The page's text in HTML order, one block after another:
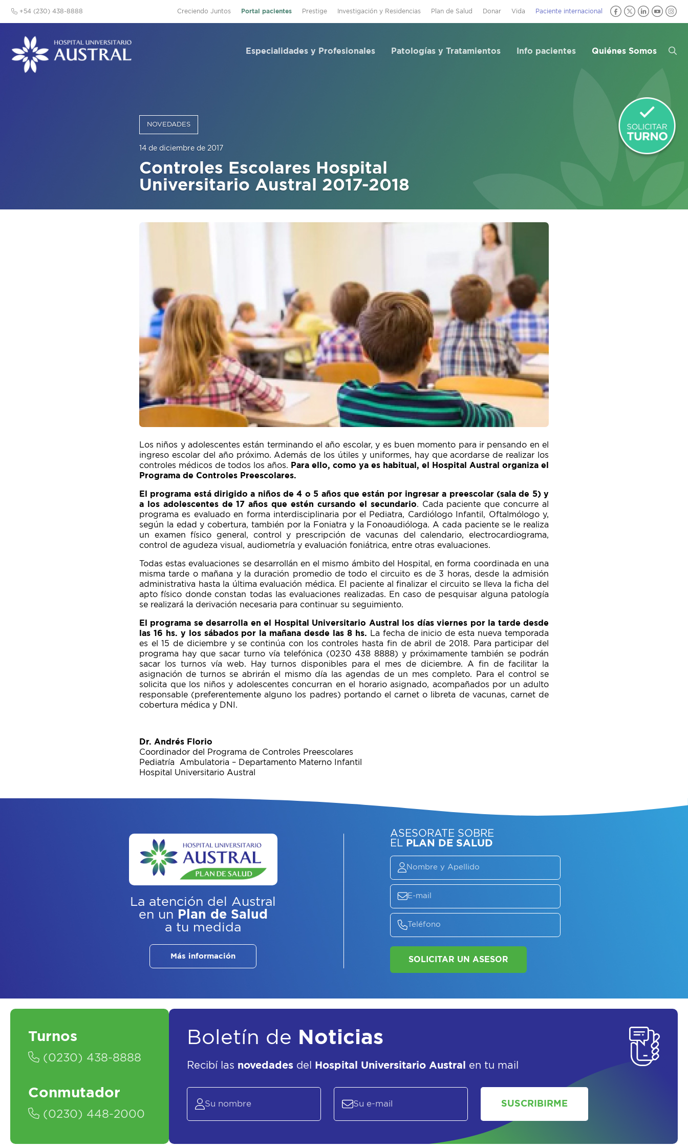
Creciendo Juntos Portal pacientes Prestige Investigación y Residencias Plan de Salud Donar Vida Paciente internacional
+54 (230) 438-8888
Especialidades y Profesionales Patologías y Tratamientos Info pacientes Quiénes Somos
NOVEDADES
14 de diciembre de 2017
Controles Escolares Hospital
Universitario Austral 2017-2018
Los niños y adolescentes están terminando el año escolar, y es buen momento para ir pensando en el
ingreso escolar del año próximo. Además de los útiles y uniformes, hay que acordarse de realizar los
controles médicos de todos los años. Para ello, como ya es habitual, el Hospital Austral organiza el
Programa de Controles Preescolares.
El programa está dirigido a niños de 4 o 5 años que están por ingresar a preescolar (sala de 5) y
a los adolescentes de 17 años que estén cursando el secundario. Cada paciente que concurre al
programa es evaluado en forma interdisciplinaria por el Pediatra, Cardiólogo Infantil, Oftalmólogo y,
según la edad y cobertura, también por la Foniatra y la Fonoaudióloga. A cada paciente se le realiza
un examen físico general, control y prescripción de vacunas del calendario, electrocardiograma,
control de agudeza visual, audiometría y evaluación foniátrica, entre otras evaluaciones.
Todas estas evaluaciones se desarrollán en el mismo ámbito del Hospital, en forma coordinada en una
misma tarde o mañana y la duración promedio de todo el circuito es de 3 horas, desde la admisión
administrativa hasta la última evaluación médica. El paciente al finalizar el circuito se lleva la ficha del
apto físico donde constan todas las evaluaciones realizadas. En caso de pesquisar alguna patología
se realizará la derivación necesaria para continuar su seguimiento.
El programa se desarrolla en el Hospital Universitario Austral los días viernes por la tarde desde
las 16 hs. y los sábados por la mañana desde las 8 hs. La fecha de inicio de esta nueva temporada
es el 15 de diciembre y se continúa con los controles hasta fin de abril de 2018. Para participar del
programa hay que sacar turno vía telefónica (0230 438 8888) y próximamente también se podrán
sacar los turnos vía web. Hay turnos disponibles para el mes de diciembre. A fin de facilitar la
asignación de turnos se abrirán el mismo día las agendas de un mes completo. Para el control se
solicita que los niños y adolescentes concurran en el horario asignado, acompañados por un adulto
responsable (preferentemente alguno los padres) portando el carnet o libreta de vacunas, carnet de
cobertura médica y DNI.
Dr. Andrés Florio
Coordinador del Programa de Controles Preescolares
Pediatría Ambulatoria – Departamento Materno Infantil
Hospital Universitario Austral
La atención del Austral
en un Plan de Salud
a tu medida
Más información
ASESORATE SOBRE
ELPLAN DE SALUD
SOLICITAR UN ASESOR
Turnos
(0230) 438-8888
Conmutador
(0230) 448-2000
Boletín de Noticias
Recibí las novedades del Hospital Universitario Austral en tu mail
SUSCRIBIRME